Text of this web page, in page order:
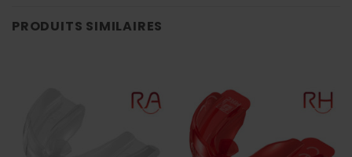
PRODUITS SIMILAIRES